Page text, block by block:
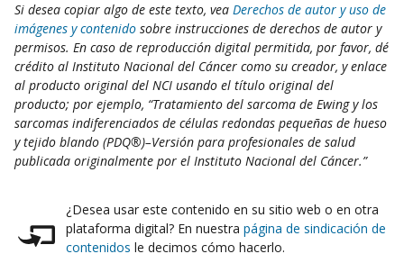
Si desea copiar algo de este texto, vea Derechos de autor y uso de
imágenes y contenido sobre instrucciones de derechos de autor y
permisos. En caso de reproducción digital permitida, por favor, dé
crédito al Instituto Nacional del Cáncer como su creador, y enlace
al producto original del NCI usando el título original del
producto; por ejemplo, “Tratamiento del sarcoma de Ewing y los
sarcomas indiferenciados de células redondas pequeñas de hueso
y tejido blando (PDQ®)–Versión para profesionales de salud
publicada originalmente por el Instituto Nacional del Cáncer.”
¿Desea usar este contenido en su sitio web o en otra
plataforma digital? En nuestra página de sindicación de
contenidos le decimos cómo hacerlo.